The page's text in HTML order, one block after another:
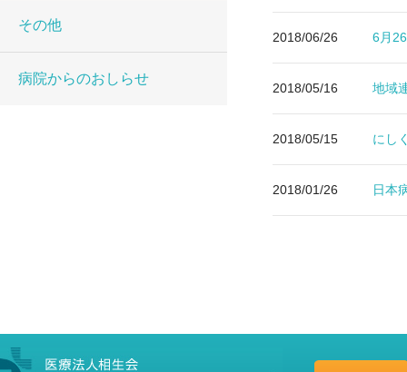
2018/06/26 6月
2018/05/16 地域
2018/05/15 にし
2018/01/26 日本
その他
病院からのおしらせ